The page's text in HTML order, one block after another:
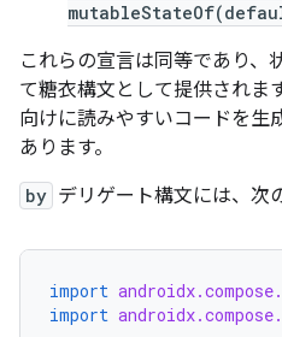
これらの宣言は同等であり、
て糖衣構文として提供されま
向けに読みやすいコードを生
あります。
by デリゲート構文には、次
import
import